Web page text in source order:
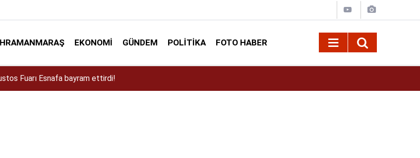
EKONOMI GÜNDEM POLITIKA FOTO HABER
Kırsalına 45 Milyonluk Yol Yatırımı!